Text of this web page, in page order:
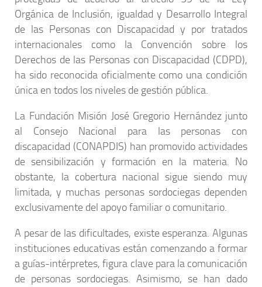
Orgánica de Inclusión, igualdad y Desarrollo Integral
de las Personas con Discapacidad y por tratados
internacionales como la Convención sobre los
Derechos de las Personas con Discapacidad (CDPD),
ha sido reconocida oficialmente como una condición
única en todos los niveles de gestión pública.
La Fundación Misión José Gregorio Hernández junto
al Consejo Nacional para las personas con
discapacidad (CONAPDIS) han promovido actividades
de sensibilización y formación en la materia. No
obstante, la cobertura nacional sigue siendo muy
limitada, y muchas personas sordociegas dependen
exclusivamente del apoyo familiar o comunitario.
A pesar de las dificultades, existe esperanza. Algunas
instituciones educativas están comenzando a formar
a guías-intérpretes, figura clave para la comunicación
de personas sordociegas. Asimismo, se han dado